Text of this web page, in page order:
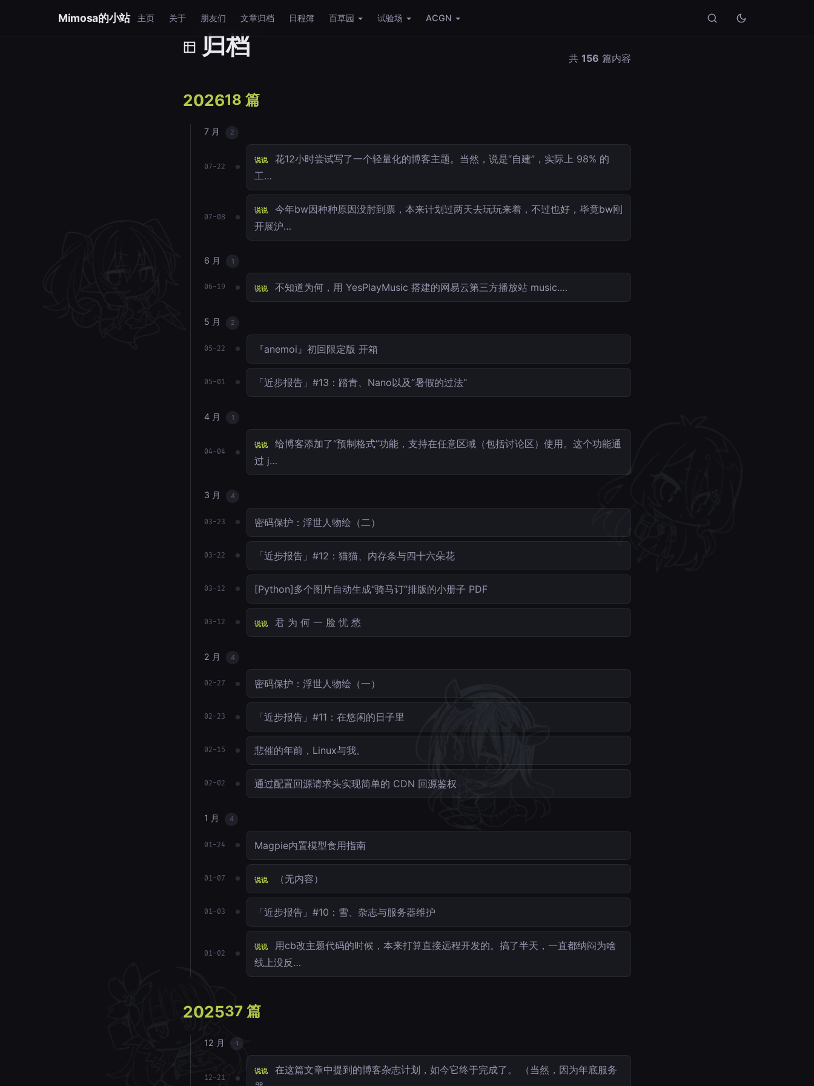
Mimosa的小站 主页 关于 朋友们 文章归档 日程簿 百草园 试验场 ACGN
归档 共 156 篇内容
202618 篇
7 月 2
07-22
说说
花12小时尝试写了一个轻量化的博客主题。当然，说是“自建”，实际上 98% 的
工…
07-08
说说
今年bw因种种原因没肘到票，本来计划过两天去玩玩来着，不过也好，毕竟bw刚
开展沪…
6 月 1
06-19 说说 不知道为何，用 YesPlayMusic 搭建的网易云第三方播放站 music.…
5 月 2
05-22 『anemoi』初回限定版 开箱
05-01 「近步报告」#13：踏青、Nano以及“暑假的过法“
4 月 1
04-04
说说
给博客添加了“预制格式”功能，支持在任意区域（包括讨论区）使用。这个功能通
过 j…
3 月 4
03-23 密码保护：浮世人物绘（二）
03-22 「近步报告」#12：猫猫、内存条与四十六朵花
03-12 [Python]多个图片自动生成“骑马订”排版的小册子 PDF
03-12 说说 君 为 何 一 脸 忧 愁
2 月 4
02-27 密码保护：浮世人物绘（一）
02-23 「近步报告」#11：在悠闲的日子里
02-15 悲催的年前，Linux与我。
02-02 通过配置回源请求头实现简单的 CDN 回源鉴权
1 月 4
01-24 Magpie内置模型食用指南
01-07 说说 （无内容）
01-03 「近步报告」#10：雪、杂志与服务器维护
01-02
说说
用cb改主题代码的时候，本来打算直接远程开发的。搞了半天，一直都纳闷为啥
线上没反…
202537 篇
12 月 1
12-21
说说
在这篇文章中提到的博客杂志计划，如今它终于完成了。 （当然，因为年底服务